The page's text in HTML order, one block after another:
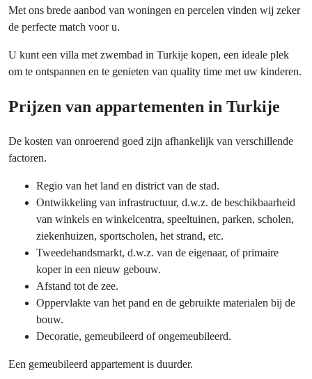
Met ons brede aanbod van woningen en percelen vinden wij zeker
de perfecte match voor u.
U kunt een villa met zwembad in Turkije kopen, een ideale plek
om te ontspannen en te genieten van quality time met uw kinderen.
Prijzen van appartementen in Turkije
De kosten van onroerend goed zijn afhankelijk van verschillende
factoren.
Regio van het land en district van de stad.
Ontwikkeling van infrastructuur, d.w.z. de beschikbaarheid
van winkels en winkelcentra, speeltuinen, parken, scholen,
ziekenhuizen, sportscholen, het strand, etc.
Tweedehandsmarkt, d.w.z. van de eigenaar, of primaire
koper in een nieuw gebouw.
Afstand tot de zee.
Oppervlakte van het pand en de gebruikte materialen bij de
bouw.
Decoratie, gemeubileerd of ongemeubileerd.
Een gemeubileerd appartement is duurder.